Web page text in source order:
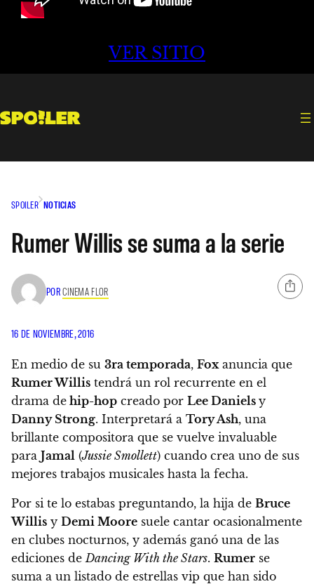
VER SITIO
SPOILER NOTICIAS
Rumer Willis se suma a la serie
PORCINEMA FLOR
16 DE NOVIEMBRE, 2016
En medio de su 3ra temporada, Fox anuncia que
Rumer Willis tendrá un rol recurrente en el
drama de hip-hop creado por Lee Daniels y
Danny Strong. Interpretará a Tory Ash, una
brillante compositora que se vuelve invaluable
para Jamal (Jussie Smollett) cuando crea uno de sus
mejores trabajos musicales hasta la fecha.
Por si te lo estabas preguntando, la hija de Bruce
Willis y Demi Moore suele cantar ocasionalmente
en clubes nocturnos, y además ganó una de las
ediciones de Dancing With the Stars. Rumer se
suma a un listado de estrellas vip que han sido